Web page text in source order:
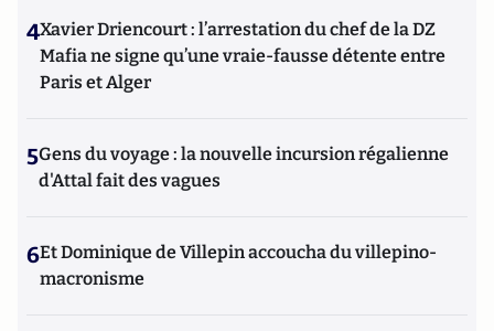
4Xavier Driencourt : l’arrestation du chef de la DZ
Mafia ne signe qu’une vraie-fausse détente entre
Paris et Alger
5Gens du voyage : la nouvelle incursion régalienne
d'Attal fait des vagues
6Et Dominique de Villepin accoucha du villepino-
macronisme